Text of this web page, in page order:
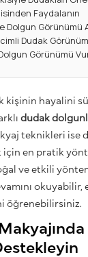
Faydalanın
Dolgun Görünümü
Dudak
Görünümü
kişinin hayalini
dudak
teknikleri ise
en pratik
ve etkili
öğrenebilirsiniz.